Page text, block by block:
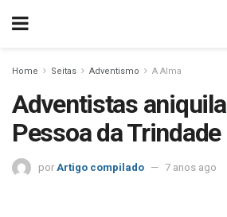
Home Seitas Adventismo A Alma
Adventistas
Pessoa da Trindade
por Artigo compilado 7 anos ago